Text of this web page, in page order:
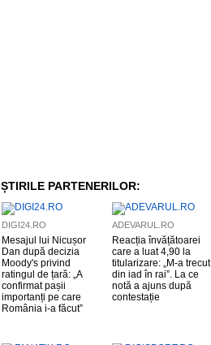
ȘTIRILE PARTENERILOR:
DIGI24.RO
Mesajul lui Nicușor
Dan după decizia
Moody's privind
ratingul de țară: „A
confirmat pașii
importanți pe care
România i-a făcut”
ADEVARUL.RO
Reacția învățătoarei
care a luat 4,90 la
titularizare: „M-a trecut
din iad în rai”. La ce
notă a ajuns după
contestație